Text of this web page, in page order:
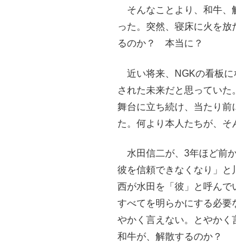
そんなことより、和牛、
った。突然、寝床に火を
るのか？ 本当に？
近い将来、NGKの看板に
された未来だと思ってい
舞台に立ち続け、当たり前
た。何より本人たちが、そ
水田信二が、3年ほど前
彼を信頼できなくなり」と
西が水田を「彼」と呼んで
すべてを明らかにする必要
やかく言えない。とやかく
和牛が、解散するのか？